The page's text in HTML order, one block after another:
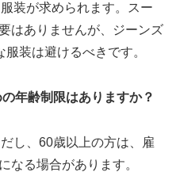
装が求められます。スー
はありませんが、ジーンズ
装は避けるべきです。
年齢制限はありますか？
し、60歳以上の方は、雇
なる場合があります。